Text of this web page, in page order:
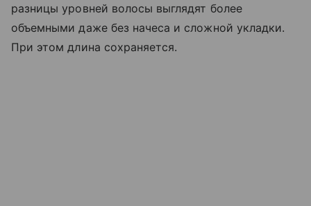
разницы уровней волосы выглядят более
объемными даже без начеса и сложной укладки.
При этом длина сохраняется.